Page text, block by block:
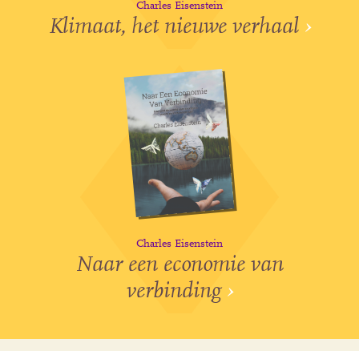
Charles Eisenstein
Klimaat, het nieuwe verhaal ›
Charles Eisenstein
Naar een economie van
verbinding ›